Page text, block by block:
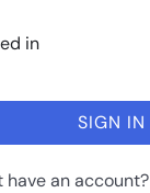
in
SIGN IN
have an account?